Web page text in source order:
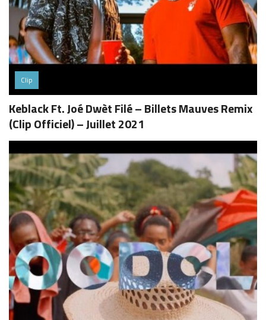
Clip
Keblack Ft. Joé Dwèt Filé – Billets Mauves Remix
(Clip Officiel) – Juillet 2021